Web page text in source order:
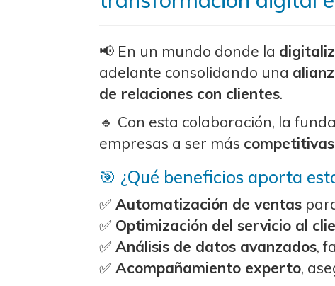
📢 En un mundo donde la
adelante consolidando una
de relaciones con clientes.
🔹 Con esta colaboración, la
empresas a ser más
🎯 ¿Qué beneficios aporta
✅ Automatización de ventas
✅ Optimización del servicio al
✅ Análisis de datos avanzados,
✅ Acompañamiento experto,